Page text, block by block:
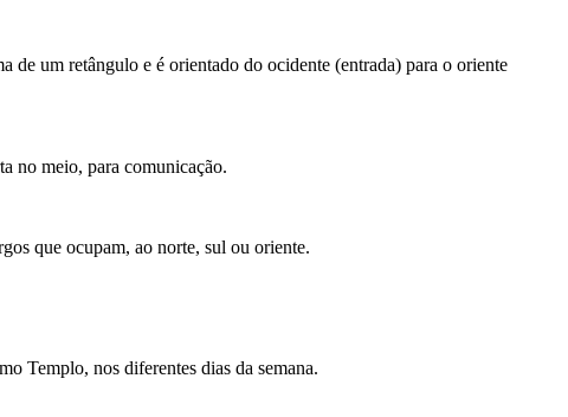
um retângulo e é orientado do ocidente (entrada) para o oriente
no meio, para comunicação.
que ocupam, ao norte, sul ou oriente.
Templo, nos diferentes dias da semana.